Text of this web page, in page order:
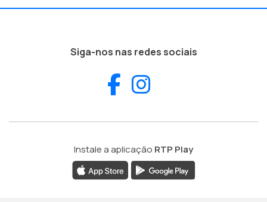
Siga-nos nas redes sociais
Facebook
Instale a aplicação RTP Play